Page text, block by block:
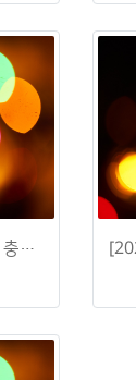
[2021.11.04.] 2021년 제2회 충청북도 도시재생 정책세미나 "지속가능한 충청북도 도시재생을 위한…